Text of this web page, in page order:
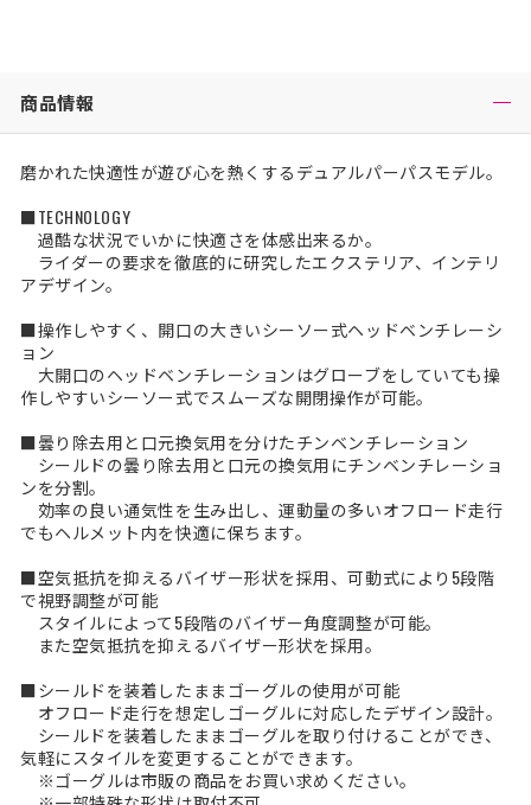
商品情報
磨かれた快適性が遊び心を熱くするデュアルパーパスモデル。
■TECHNOLOGY
過酷な状況でいかに快適さを体感出来るか。
ライダーの要求を徹底的に研究したエクステリア、インテリ
アデザイン。
■操作しやすく、開口の大きいシーソー式ヘッドベンチレーシ
ョン
大開口のヘッドベンチレーションはグローブをしていても操
作しやすいシーソー式でスムーズな開閉操作が可能。
■曇り除去用と口元換気用を分けたチンベンチレーション
シールドの曇り除去用と口元の換気用にチンベンチレーショ
ンを分割。
効率の良い通気性を生み出し、運動量の多いオフロード走行
でもヘルメット内を快適に保ちます。
■空気抵抗を抑えるバイザー形状を採用、可動式により5段階
で視野調整が可能
スタイルによって5段階のバイザー角度調整が可能。
また空気抵抗を抑えるバイザー形状を採用。
■シールドを装着したままゴーグルの使用が可能
オフロード走行を想定しゴーグルに対応したデザイン設計。
シールドを装着したままゴーグルを取り付けることができ、
気軽にスタイルを変更することができます。
※ゴーグルは市販の商品をお買い求めください。